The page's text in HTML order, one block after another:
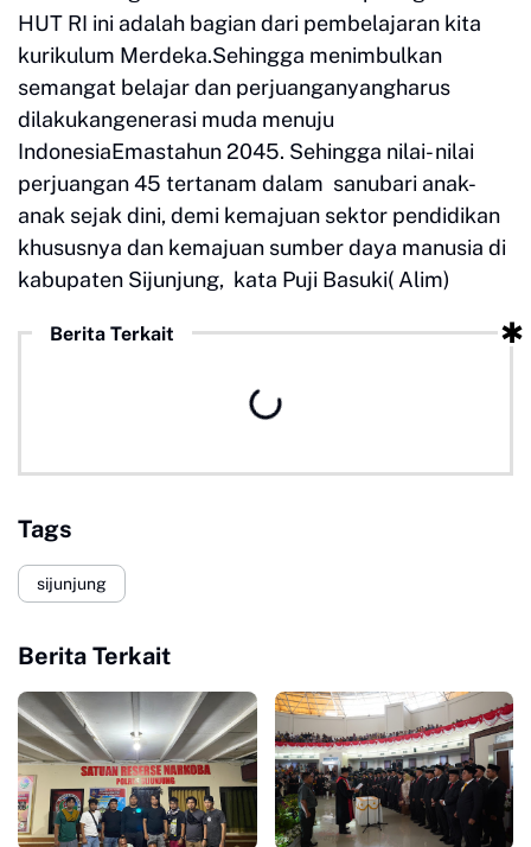
HUT RI ini adalah bagian dari pembelajaran kita
kurikulum Merdeka.Sehingga menimbulkan
semangat belajar dan perjuanganyangharus
dilakukangenerasi muda menuju
IndonesiaEmastahun 2045. Sehingga nilai- nilai
perjuangan 45 tertanam dalam sanubari anak-
anak sejak dini, demi kemajuan sektor pendidikan
khususnya dan kemajuan sumber daya manusia di
kabupaten Sijunjung, kata Puji Basuki( Alim)
Berita Terkait
Tags
sijunjung
Berita Terkait